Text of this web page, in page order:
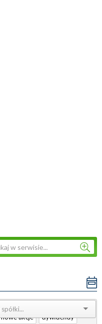
nowe akcje
dywidendy